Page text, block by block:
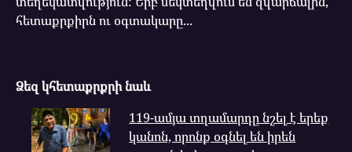
հետաքրքիրն ու օգտակարը...
Ձեզ կհետաքրքրի նաև
119-ամյա տղամարդը նշել է երեք
կանոն, որոնք օգնել են իրեն